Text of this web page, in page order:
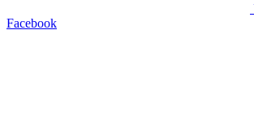
Facebook